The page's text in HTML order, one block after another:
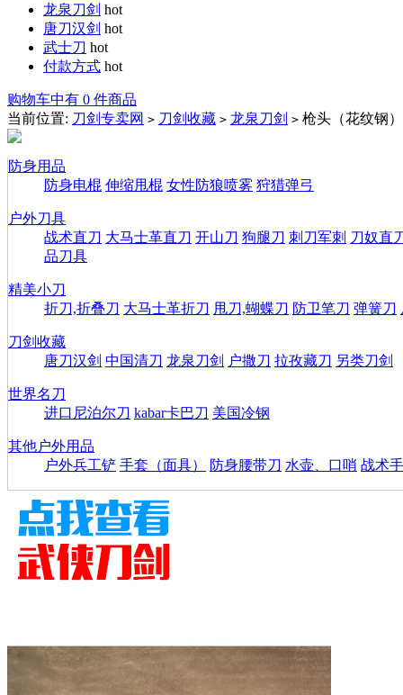
龙泉刀剑 hot
唐刀汉剑 hot
武士刀 hot
付款方式 hot
购物车中有 0 件商品
当前位置: 刀剑专卖网 > 刀剑收藏 > 龙泉刀剑 > 枪头（花纹钢）
防身用品
防身电棍 伸缩甩棍 女性防狼喷雾 狩猎弹弓
户外刀具
战术直刀 大马士革直刀 开山刀 狗腿刀 刺刀军刺 刀奴直
品刀具
精美小刀
折刀,折叠刀 大马士革折刀 甩刀,蝴蝶刀 防卫笔刀 弹簧刀
刀剑收藏
唐刀汉剑 中国清刀 龙泉刀剑 户撒刀 拉孜藏刀 另类刀剑
世界名刀
进口尼泊尔刀 kabar卡巴刀 美国冷钢
其他户外用品
户外兵工铲 手套（面具） 防身腰带刀 水壶、口哨 战术